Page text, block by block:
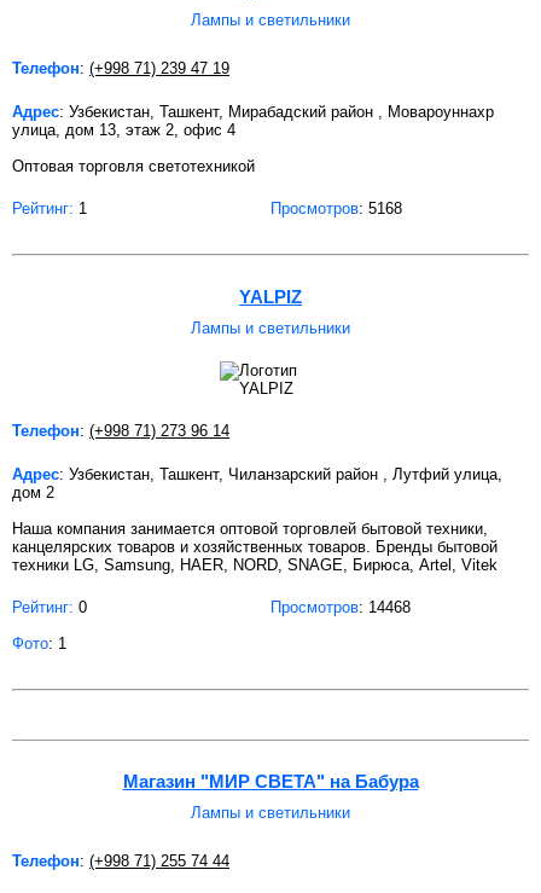
Лампы и светильники
Телефон: (+998 71) 239 47 19
Адрес: Узбекистан, Ташкент, Мирабадский район , Мовароуннахр
улица, дом 13, этаж 2, офис 4
Оптовая торговля светотехникой
Рейтинг: 1 Просмотров: 5168
YALPIZ
Лампы и светильники
Телефон: (+998 71) 273 96 14
Адрес: Узбекистан, Ташкент, Чиланзарский район , Лутфий улица,
дом 2
Наша компания занимается оптовой торговлей бытовой техники,
канцелярских товаров и хозяйственных товаров. Бренды бытовой
техники LG, Samsung, HAER, NORD, SNAGE, Бирюса, Artel, Vitek
Рейтинг: 0 Просмотров: 14468
Фото: 1
Магазин "МИР СВЕТА" на Бабура
Лампы и светильники
Телефон: (+998 71) 255 74 44